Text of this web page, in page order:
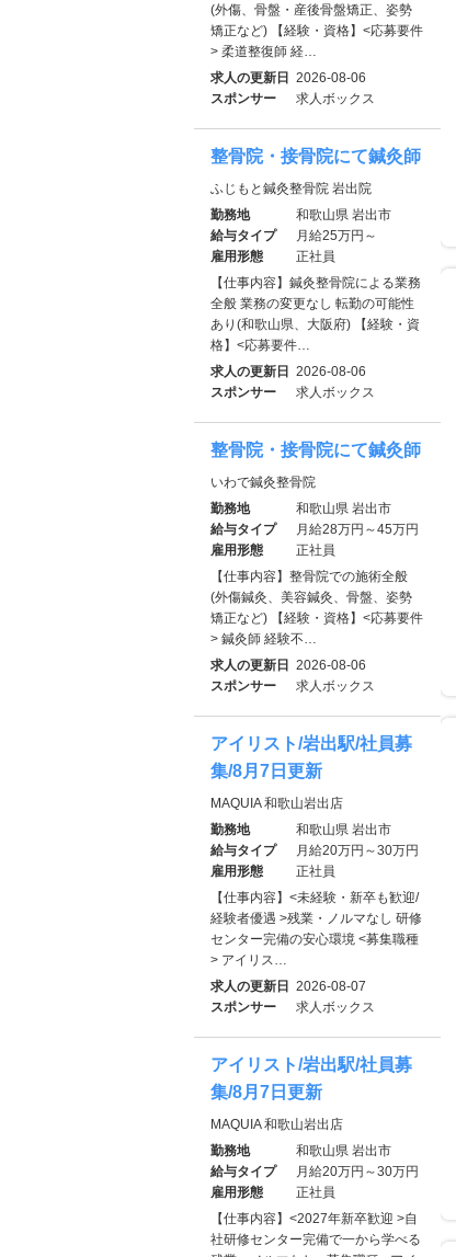
(外傷、骨盤・産後骨盤矯正、姿勢
矯正など) 【経験・資格】<応募要件
> 柔道整復師 経…
求人の更新日 2026-08-06
スポンサー
求人ボックス
整骨院・接骨院にて鍼灸師
ふじもと鍼灸整骨院 岩出院
勤務地
和歌山県 岩出市
給与タイプ
月給25万円～
雇用形態
正社員
【仕事内容】鍼灸整骨院による業務
全般 業務の変更なし 転勤の可能性
あり(和歌山県、大阪府) 【経験・資
格】<応募要件…
求人の更新日 2026-08-06
スポンサー
求人ボックス
整骨院・接骨院にて鍼灸師
いわで鍼灸整骨院
勤務地
和歌山県 岩出市
給与タイプ
月給28万円～45万円
雇用形態
正社員
【仕事内容】整骨院での施術全般
(外傷鍼灸、美容鍼灸、骨盤、姿勢
矯正など) 【経験・資格】<応募要件
> 鍼灸師 経験不…
求人の更新日 2026-08-06
スポンサー
求人ボックス
アイリスト/岩出駅/社員募
集/8月7日更新
MAQUIA 和歌山岩出店
勤務地
和歌山県 岩出市
給与タイプ
月給20万円～30万円
雇用形態
正社員
【仕事内容】<未経験・新卒も歓迎/
経験者優遇 >残業・ノルマなし 研修
センター完備の安心環境 <募集職種
> アイリス…
求人の更新日 2026-08-07
スポンサー
求人ボックス
アイリスト/岩出駅/社員募
集/8月7日更新
MAQUIA 和歌山岩出店
勤務地
和歌山県 岩出市
給与タイプ
月給20万円～30万円
雇用形態
正社員
【仕事内容】<2027年新卒歓迎 >自
社研修センター完備で一から学べる